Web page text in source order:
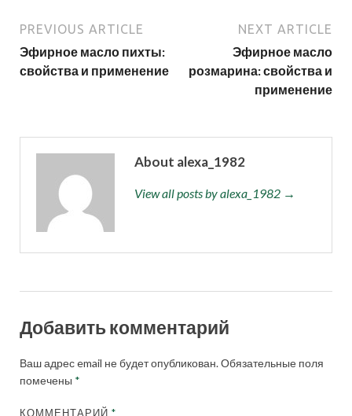
PREVIOUS ARTICLE
Эфирное масло пихты:
свойства и применение
NEXT ARTICLE
Эфирное масло
розмарина: свойства и
применение
About alexa_1982
View all posts by alexa_1982 →
Добавить комментарий
Ваш адрес email не будет опубликован.Обязательные поля
помечены *
КОММЕНТАРИЙ*